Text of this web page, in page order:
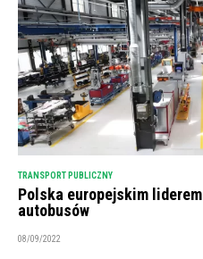
TRANSPORT PUBLICZNY
Polska europejskim
autobusów
08/09/2022